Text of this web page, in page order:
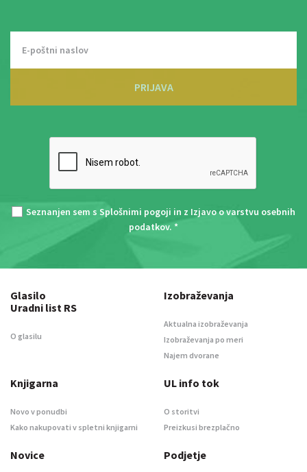
PRIJAVA
Seznanjen sem s Splošnimi pogoji in z Izjavo o varstvu osebnih
podatkov. *
Glasilo
Uradni list RS
O glasilu
Izobraževanja
Aktualna izobraževanja
Izobraževanja po meri
Najem dvorane
Knjigarna
Novo v ponudbi
Kako nakupovati v spletni knjigarni
UL info tok
O storitvi
Preizkusi brezplačno
Novice Podjetje